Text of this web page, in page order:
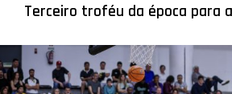
Terceiro troféu da época para